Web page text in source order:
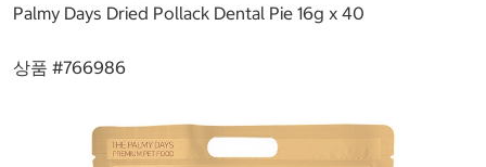
Palmy Days Dried Pollack Dental Pie 16g x 40
상품 #766986